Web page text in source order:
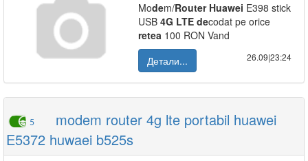
Modem/Router Huawei E398 stick
USB 4G LTE decodat pe orice
retea 100 RON Vand
Детали...
26.09|23:24
5
modem router 4g lte portabil huawei
E5372 huwaei b525s